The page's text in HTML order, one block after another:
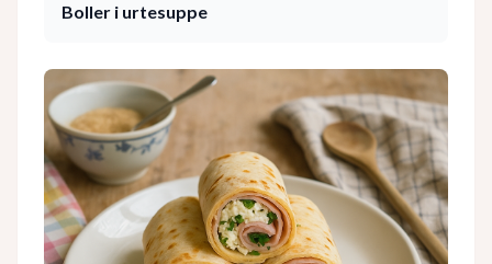
Boller i urtesuppe